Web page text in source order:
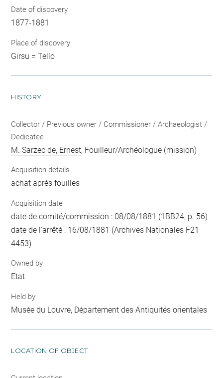
Date of discovery
1877-1881
Place of discovery
Girsu = Tello
HISTORY
Collector / Previous owner / Commissioner / Archaeologist /
Dedicatee
M. Sarzec de, Ernest, Fouilleur/Archéologue (mission)
Acquisition details
achat après fouilles
Acquisition date
date de comité/commission : 08/08/1881 (1BB24, p. 56)
date de l'arrêté : 16/08/1881 (Archives Nationales F21
4453)
Owned by
Etat
Held by
Musée du Louvre, Département des Antiquités orientales
LOCATION OF OBJECT